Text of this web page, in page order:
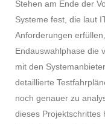
Stehen am Ende der
Systeme fest, die laut
Anforderungen
Endauswahlphase die
mit den
detaillierte
noch genauer zu
dieses Projektschrittes